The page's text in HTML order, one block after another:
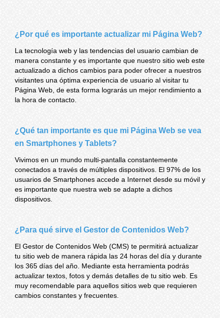
¿Por qué es importante actualizar mi Página Web?
La tecnología web y las tendencias del usuario cambian de
manera constante y es importante que nuestro sitio web este
actualizado a dichos cambios para poder ofrecer a nuestros
visitantes una óptima experiencia de usuario al visitar tu
Página Web, de esta forma lograrás un mejor rendimiento a
la hora de contacto.
¿Qué tan importante es que mi Página Web se vea
en Smartphones y Tablets?
Vivimos en un mundo multi-pantalla constantemente
conectados a través de múltiples dispositivos. El 97% de los
usuarios de Smartphones accede a Internet desde su móvil y
es importante que nuestra web se adapte a dichos
dispositivos.
¿Para qué sirve el Gestor de Contenidos Web?
El Gestor de Contenidos Web (CMS) te permitirá actualizar
tu sitio web de manera rápida las 24 horas del día y durante
los 365 días del año. Mediante esta herramienta podrás
actualizar textos, fotos y demás detalles de tu sitio web. Es
muy recomendable para aquellos sitios web que requieren
cambios constantes y frecuentes.